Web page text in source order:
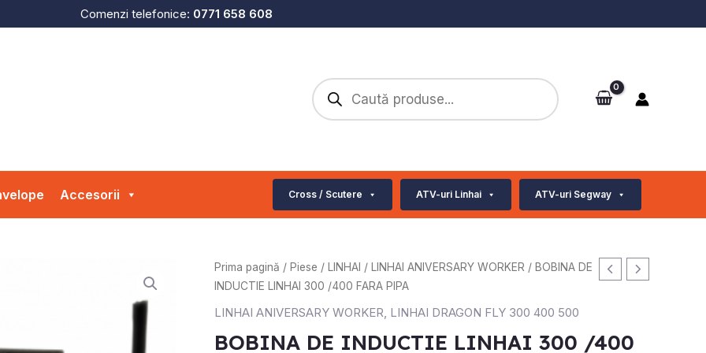
Comenzi telefonice: 0771 658 608
Products
search
Accesorii Cross / Scutere ATV-uri Linhai ATV-uri Segway
Prima pagină / Piese / LINHAI / LINHAI ANIVERSARY WORKER / BOBINA DE
INDUCTIE LINHAI 300 /400 FARA PIPA
LINHAI ANIVERSARY WORKER, LINHAI DRAGON FLY 300 400 500
BOBINA DE INDUCTIE LINHAI 300 /400
Cantitate
BOBINA
LINHAI